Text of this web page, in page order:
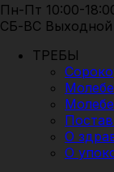
Пн-Пт 10:00-
СБ-ВС Выходной
ТРЕБЫ
О
О